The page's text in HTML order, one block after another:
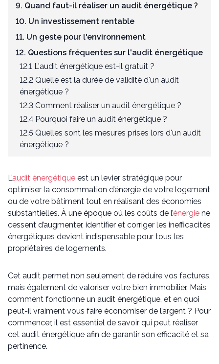
9. Quand faut-il réaliser un audit énergétique ?
10. Un investissement rentable
11. Un geste pour l'environnement
12. Questions fréquentes sur l'audit énergétique
12.1 L'audit énergétique est-il gratuit ?
12.2 Quelle est la durée de validité d'un audit
énergétique ?
12.3 Comment réaliser un audit énergétique ?
12.4 Pourquoi faire un audit énergétique ?
12.5 Quelles sont les mesures prises lors d'un audit
énergétique ?
L’audit énergétique est un levier stratégique pour
optimiser la consommation d’énergie de votre logement
ou de votre bâtiment tout en réalisant des économies
substantielles. À une époque où les coûts de l’énergie ne
cessent d’augmenter, identifier et corriger les inefficacités
énergétiques devient indispensable pour tous les
propriétaires de logements.
Cet audit permet non seulement de réduire vos factures,
mais également de valoriser votre bien immobilier. Mais
comment fonctionne un audit énergétique, et en quoi
peut-il vraiment vous faire économiser de l’argent ? Pour
commencer, il est essentiel de savoir qui peut réaliser
cet audit énergétique afin de garantir son efficacité et sa
pertinence.